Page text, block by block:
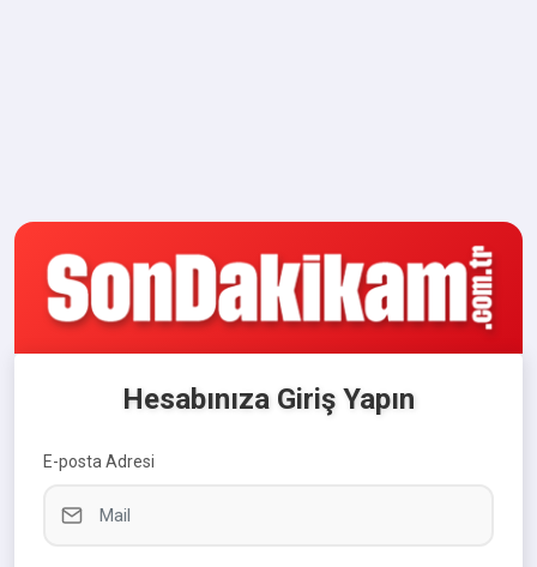
Hesabınıza Giriş Yapın
E-posta Adresi